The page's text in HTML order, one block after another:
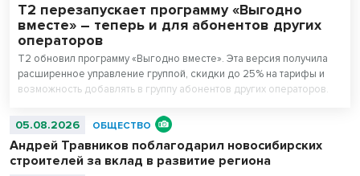
Т2 перезапускает программу «Выгодно
вместе» – теперь и для абонентов других
операторов
T2 обновил программу «Выгодно вместе». Эта версия получила
расширенное управление группой, скидки до 25% на тарифы и
возможность добавлять в группу абонентов других операторов.
05.08.2026 ОБЩЕСТВО
Андрей Травников поблагодарил новосибирских
строителей за вклад в развитие региона